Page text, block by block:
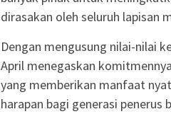
dirasakan oleh seluruh lapisan
Dengan mengusung nilai-nilai
April menegaskan
yang memberikan manfaat
harapan bagi generasi penerus